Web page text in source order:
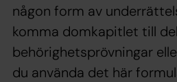
någon form av
komma domkapitlet till
behörighetsprövningar
du använda det här